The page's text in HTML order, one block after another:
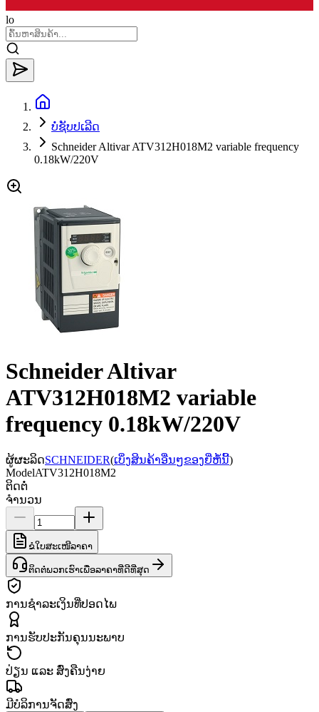
lo
ບໍ່ຊັບປເລີດ
Schneider Altivar ATV312H018M2 variable frequency
0.18kW/220V
Schneider Altivar
ATV312H018M2 variable
frequency 0.18kW/220V
ຜູ້ຜະລິດSCHNEIDER(ເບິ່ງສິນຄ້າອື່ນໆຂອງຍີ່ຫໍ້ນີ້)
ModelATV312H018M2
ຕິດຕໍ່
ຈຳນວນ
ຂໍໃບສະເໜີລາຄາ
ຕິດຕໍ່ພວກເຮົາເພື່ອລາຄາທີ່ດີທີ່ສຸດ
ການຊຳລະເງິນທີ່ປອດໄພ
ການຮັບປະກັນຄຸນນະພາບ
ປ່ຽນ ແລະ ສົ່ງຄືນງ່າຍ
ມີບໍລິການຈັດສົ່ງ